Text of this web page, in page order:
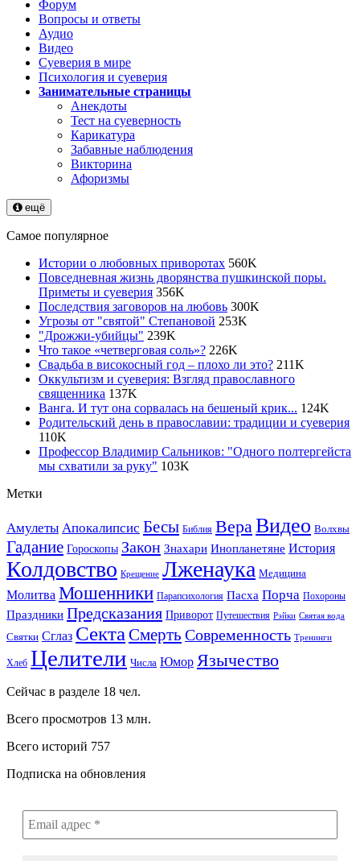
Форум
Вопросы и ответы
Аудио
Видео
Суеверия в мире
Психология и суеверия
Занимательные страницы
Анекдоты
Тест на суеверность
Карикатура
Забавные наблюдения
Викторина
Афоризмы
ещё
Самое популярное
Истории о любовных приворотах 560K
Повседневная жизнь дворянства пушкинской поры.
Приметы и суеверия 356K
Последствия заговоров на любовь 300K
Угрозы от "святой" Степановой 253K
"Дрожжи-убийцы" 239K
Что такое «четверговая соль»? 226K
Свадьба в високосный год – плохо ли это? 211K
Оккультизм и суеверия: Взгляд православного
священника 137K
Ванга. И тут она сорвалась на бешеный крик... 124K
Родительский день в православии: традиции и суеверия
110K
Профессор Владимир Сальников: "Одного полтергейста
мы схватили за руку" 103K
Метки
Амулеты Апокалипсис Бесы Библия Вера Видео Волхвы
Гадание Гороскопы Закон Знахари Инопланетяне История
Колдовство Крещение Лженаука Медицина
Молитва Мошенники Парапсихология Пасха Порча Похороны
Праздники Предсказания Приворот Путешествия Рэйки Святая вода
Святки Сглаз Секта Смерть Современность Тренинги
Хлеб Целители Числа Юмор Язычество
Сейчас в разделе 18 чел.
Всего просмотров 13 млн.
Всего историй 757
Подписка на обновления